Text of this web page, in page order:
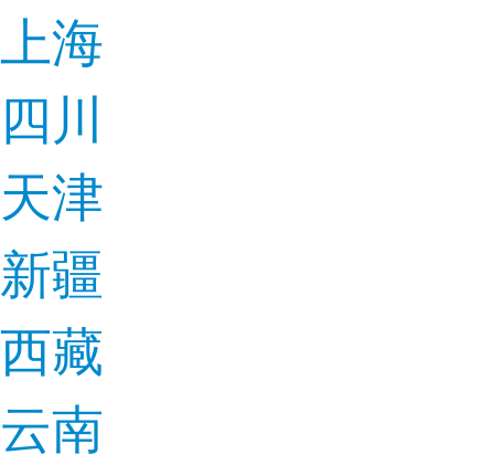
上海
四川
天津
新疆
西藏
云南